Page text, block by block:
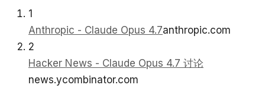
1
Anthropic - Claude Opus 4.7anthropic.com
2
Hacker News - Claude Opus 4.7 讨论
news.ycombinator.com